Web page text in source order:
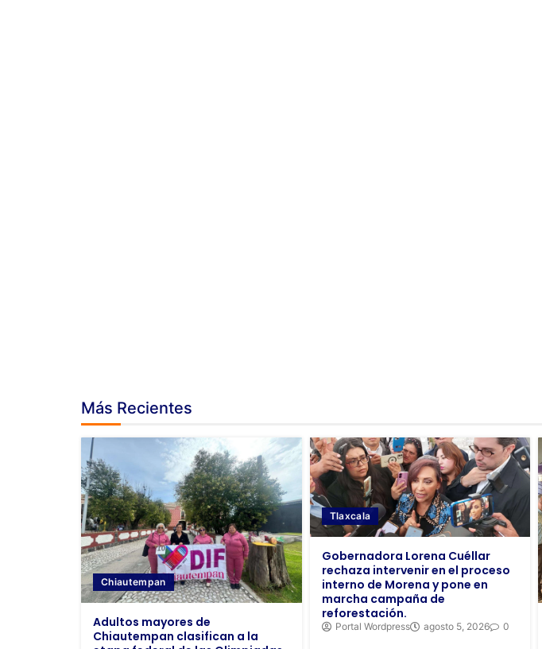
Más Recientes
Chiautempan
Adultos mayores de
Chiautempan clasifican a la
Tlaxcala
Gobernadora Lorena Cuéllar
rechaza intervenir en el proceso
interno de Morena y pone en
marcha campaña de
reforestación.
Portal Wordpress agosto 5, 2026 0